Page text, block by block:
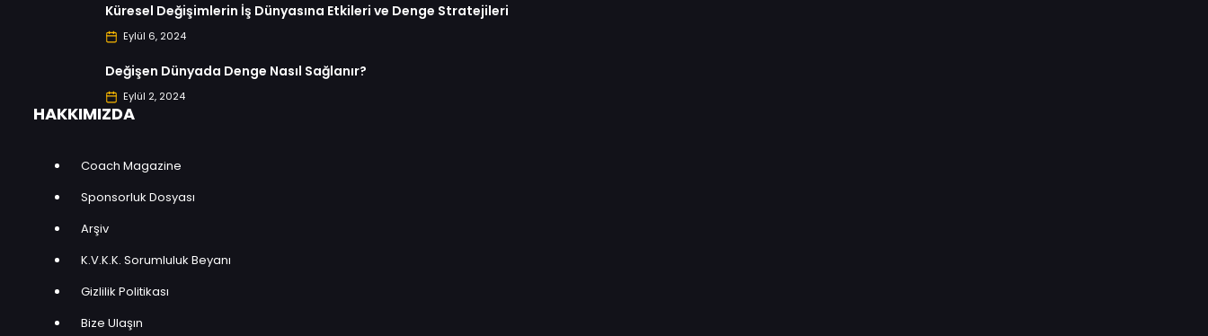
Küresel Değişimlerin İş Dünyasına Etkileri ve Denge Stratejileri
Eylül 6, 2024
Değişen Dünyada Denge Nasıl Sağlanır?
Eylül 2, 2024
HAKKIMIZDA
Coach Magazine
Sponsorluk Dosyası
Arşiv
K.V.K.K. Sorumluluk Beyanı
Gizlilik Politikası
Bize Ulaşın